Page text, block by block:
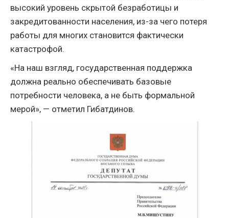
высокий уровень скрытой безработицы и
закредитованности населения, из-за чего потеря
работы для многих становится фактически
катастрофой.
«На наш взгляд, государственная поддержка
должна реально обеспечивать базовые
потребности человека, а не быть формальной
мерой», — отметил Гибатдинов.